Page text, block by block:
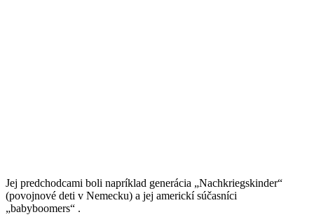
Jej predchodcami boli napríklad generácia „Nachkriegskinder“
(povojnové deti v Nemecku) a jej americkí súčasníci
„babyboomers“ .